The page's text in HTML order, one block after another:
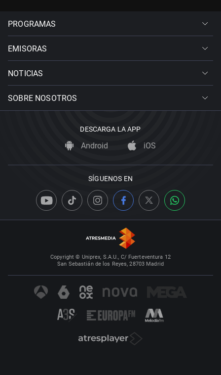
PROGRAMAS
EMISORAS
NOTICIAS
SOBRE NOSOTROS
DESCARGA LA APP
Android iOS
SÍGUENOS EN
Copyright © Uniprex, S.A.U., C/ Fuerteventura 12
San Sebastián de los Reyes, 28703 Madrid